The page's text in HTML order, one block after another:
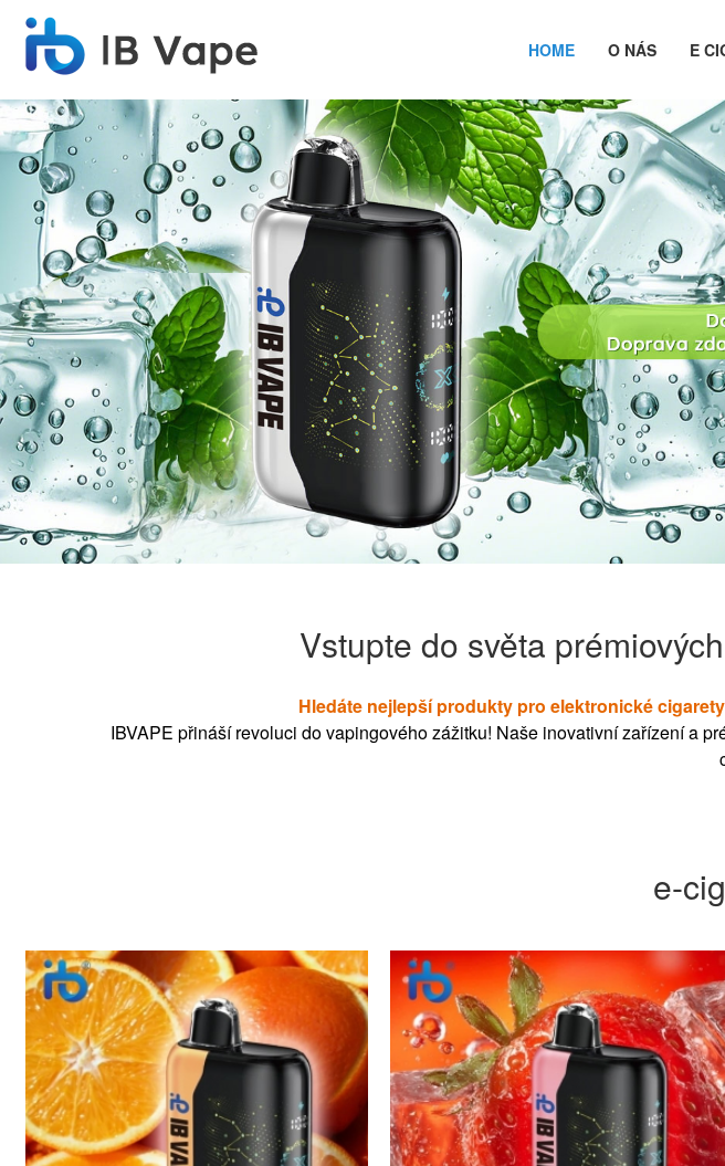
HOME O NÁS E
Vstupte do světa
Hledáte nejlepší produkty pro elektronické
IBVAPE přináší revoluci do vapingového zážitku! Naše inovativní zařízení a
e-